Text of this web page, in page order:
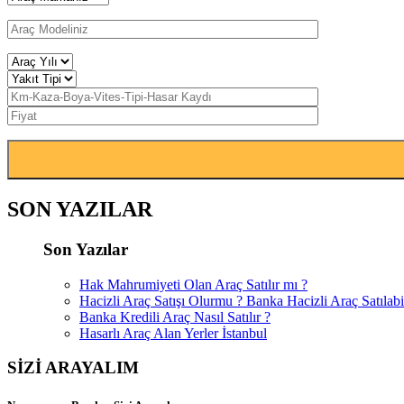
SON YAZILAR
Son Yazılar
Hak Mahrumiyeti Olan Araç Satılır mı ?
Hacizli Araç Satışı Olurmu ? Banka Hacizli Araç
Banka Kredili Araç Nasıl Satılır ?
Hasarlı Araç Alan Yerler İstanbul
SİZİ ARAYALIM